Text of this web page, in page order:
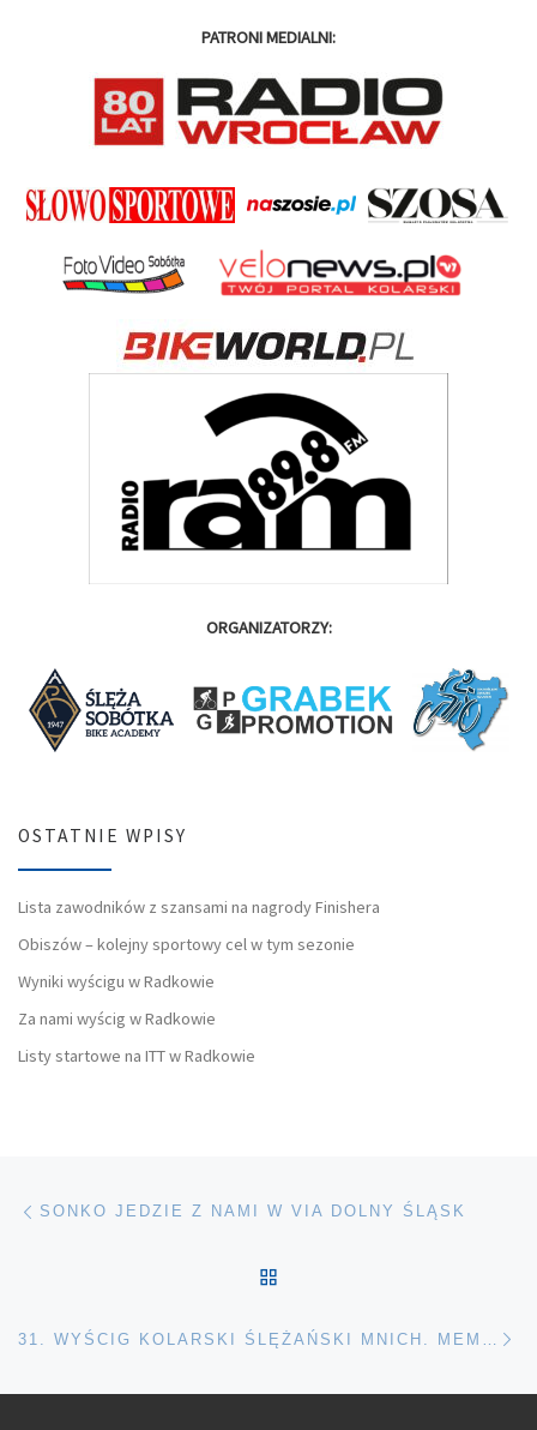
PATRONI MEDIALNI:
ORGANIZATORZY:
OSTATNIE WPISY
Lista zawodników z szansami na nagrody Finishera
Obiszów – kolejny sportowy cel w tym sezonie
Wyniki wyścigu w Radkowie
Za nami wyścig w Radkowie
Listy startowe na ITT w Radkowie
Nawigacja wpisu
SONKO JEDZIE Z NAMI W VIA DOLNY ŚLĄSK